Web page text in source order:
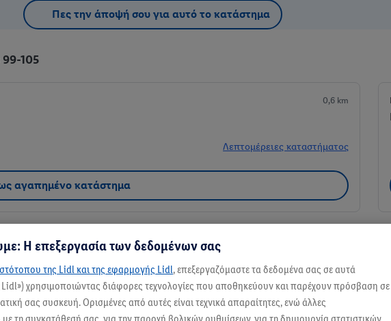
Πες την άποψή σου για αυτό το κατάστημα
105
0,6 km
Λεπτομέρειες καταστήματος
αγαπημένο κατάστημα
όσα χρειάζεσαι για τις καθημερινές σου ανάγκες, από φρέσκα φρούτα και λαχανικά,
Η επεξεργασία των δεδομένων σας
της Lidl και της εφαρμογής Lidl, επεξεργαζόμαστε τα δεδομένα σας σε αυτά
Lidl») χρησιμοποιώντας διάφορες τεχνολογίες που αποθηκεύουν και παρέχουν πρόσβαση σε
σας συσκευή. Ορισμένες από αυτές είναι τεχνικά απαραίτητες, ενώ άλλες